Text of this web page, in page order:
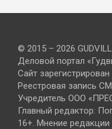
© 2015 – 2026
Деловой портал
Сайт
Реестровая запись
Учредитель ООО
Главный редактор:
16+. Мнение